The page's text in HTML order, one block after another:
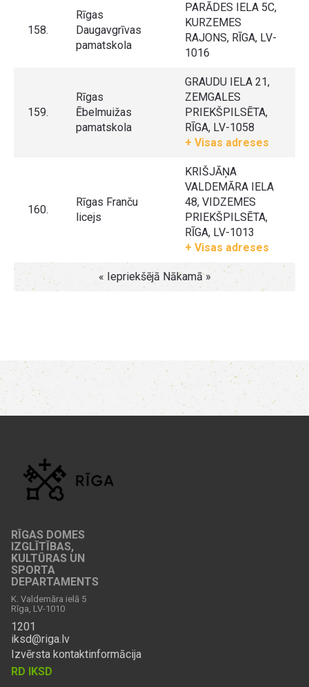
158.
Rīgas
Daugavgrīvas
pamatskola
PARĀDES IELA 5C,
KURZEMES
RAJONS, RĪGA, LV-
1016
159.
Rīgas
Ēbelmuižas
pamatskola
GRAUDU IELA 21,
ZEMGALES
PRIEKŠPILSĒTA,
RĪGA, LV-1058
+ Visas adreses
160.
Rīgas Franču
licejs
KRIŠJĀŅA
VALDEMĀRA IELA
48, VIDZEMES
PRIEKŠPILSĒTA,
RĪGA, LV-1013
+ Visas adreses
« Iepriekšējā Nākamā »
RĪGAS DOMES
IZGLĪTĪBAS,
KULTŪRAS UN
SPORTA
DEPARTAMENTS
K. Valdemāra ielā 5
Rīga, LV-1010
1201
iksd@riga.lv
Izvērsta kontaktinformācija
RD IKSD